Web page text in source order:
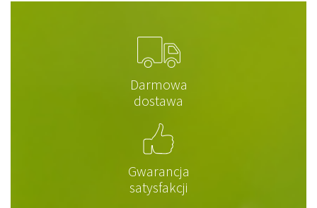
Darmowa
dostawa
Gwarancja
satysfakcji